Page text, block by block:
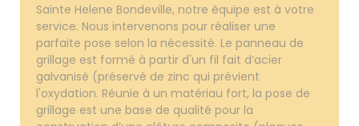
Sainte Helene Bondeville, notre équipe est à votre
service. Nous intervenons pour réaliser une
parfaite pose selon la nécessité. Le panneau de
grillage est formé à partir d'un fil fait d’acier
galvanisé (préservé de zinc qui prévient
l'oxydation. Réunie à un matériau fort, la pose de
grillage est une base de qualité pour la